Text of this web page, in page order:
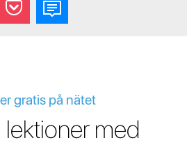
gratis på nätet
lektioner med